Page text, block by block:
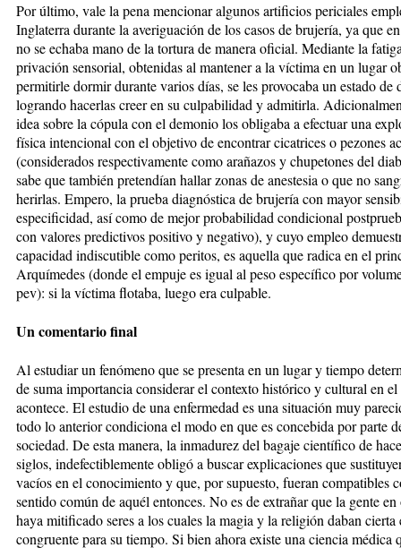
Por último, vale la pena mencionar algunos artificios periciales
Inglaterra durante la averiguación de los casos de brujería, ya que
no se echaba mano de la tortura de manera oficial. Mediante la
privación sensorial, obtenidas al mantener a la víctima en un lugar
permitirle dormir durante varios días, se les provocaba un estado de
logrando hacerlas creer en su culpabilidad y admitirla.
idea sobre la cópula con el demonio los obligaba a efectuar una
física intencional con el objetivo de encontrar cicatrices o pezones
(considerados respectivamente como arañazos y chupetones del
sabe que también pretendían hallar zonas de anestesia o que no
herirlas. Empero, la prueba diagnóstica de brujería con mayor
especificidad, así como de mejor probabilidad condicional
con valores predictivos positivo y negativo), y cuyo empleo
capacidad indiscutible como peritos, es aquella que radica en el
Arquímedes (donde el empuje es igual al peso específico por
pev): si la víctima flotaba, luego era culpable.
Un comentario final
Al estudiar un fenómeno que se presenta en un lugar y tiempo
de suma importancia considerar el contexto histórico y cultural en el
acontece. El estudio de una enfermedad es una situación muy
todo lo anterior condiciona el modo en que es concebida por parte
sociedad. De esta manera, la inmadurez del bagaje científico de
siglos, indefectiblemente obligó a buscar explicaciones que
vacíos en el conocimiento y que, por supuesto, fueran compatibles
sentido común de aquél entonces. No es de extrañar que la gente en
haya mitificado seres a los cuales la magia y la religión daban
congruente para su tiempo. Si bien ahora existe una ciencia médica